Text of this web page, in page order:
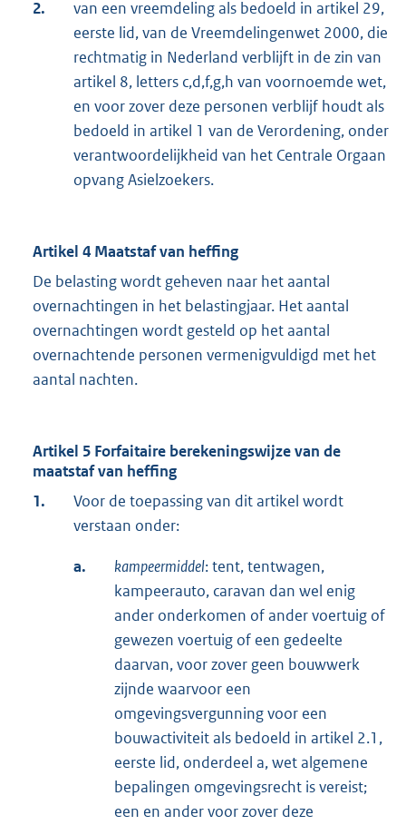
2.
van een vreemdeling als bedoeld in artikel 29,
eerste lid, van de Vreemdelingenwet 2000, die
rechtmatig in Nederland verblijft in de zin van
artikel 8, letters c,d,f,g,h van voornoemde wet,
en voor zover deze personen verblijf houdt als
bedoeld in artikel 1 van de Verordening, onder
verantwoordelijkheid van het Centrale Orgaan
opvang Asielzoekers.
Artikel 4 Maatstaf van heffing
De belasting wordt geheven naar het aantal
overnachtingen in het belastingjaar. Het aantal
overnachtingen wordt gesteld op het aantal
overnachtende personen vermenigvuldigd met het
aantal nachten.
Artikel 5 Forfaitaire berekeningswijze van de
maatstaf van heffing
1.
Voor de toepassing van dit artikel wordt
verstaan onder:
a. kampeermiddel: tent, tentwagen,
kampeerauto, caravan dan wel enig
ander onderkomen of ander voertuig of
gewezen voertuig of een gedeelte
daarvan, voor zover geen bouwwerk
zijnde waarvoor een
omgevingsvergunning voor een
bouwactiviteit als bedoeld in artikel 2.1,
eerste lid, onderdeel a, wet algemene
bepalingen omgevingsrecht is vereist;
een en ander voor zover deze